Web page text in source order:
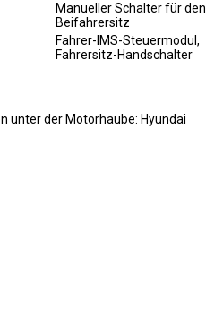
Manueller Schalter für den
Beifahrersitz
Fahrer-IMS-Steuermodul,
Fahrersitz-Handschalter